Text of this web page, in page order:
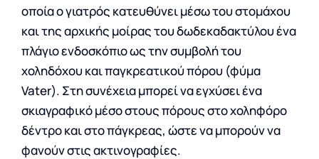
οποία ο γιατρός κατευθύνει μέσω του στομάχου
και της αρχικής μοίρας του δωδεκαδακτύλου ένα
πλάγιο ενδοσκόπιο ως την συμβολή του
χοληδόχου και παγκρεατικού πόρου (φύμα
Vater). Στη συνέχεια μπορεί να εγχύσει ένα
σκιαγραφικό μέσο στους πόρους στο χοληφόρο
δέντρο και στο πάγκρεας, ώστε να μπορούν να
φανούν στις ακτινογραφίες.